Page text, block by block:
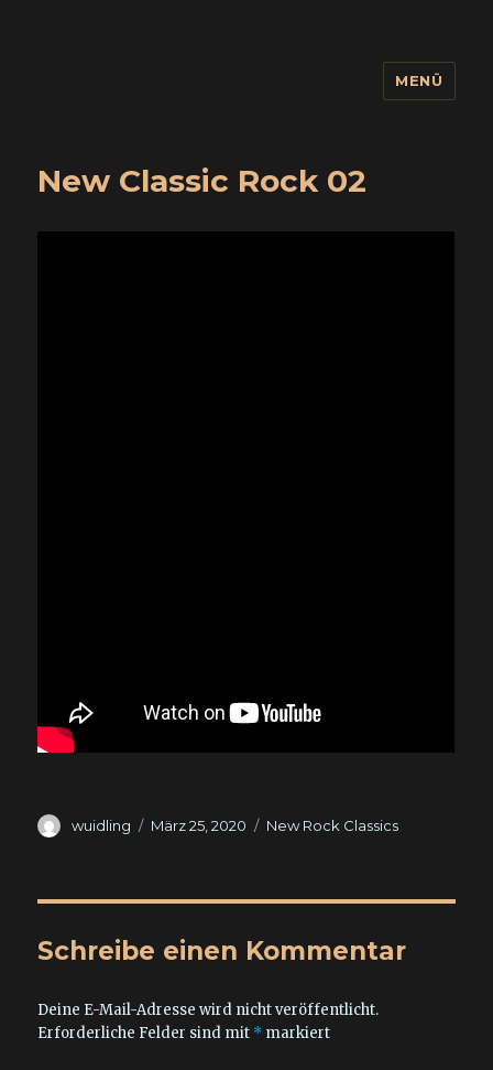
MENÜ
New Classic Rock 02
Autor
wuidling
Veröffentlicht
März 25, 2020 Kategorien
New Rock Classics
Schreibe einen Kommentar
Deine E-Mail-Adresse wird nicht veröffentlicht.
Erforderliche Felder sind mit * markiert